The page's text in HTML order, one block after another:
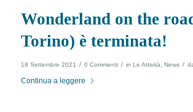
Wonderland on the
Torino) è terminata!
18 Settembre 2021 / 0 Commenti / in Le Attività News /
Continua a leggere